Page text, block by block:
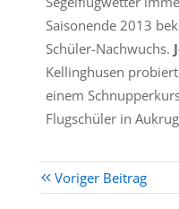
Saisonende 2013
Schüler-Nachwuchs.
Kellinghusen
einem
Flugschüler in
Voriger Beitrag